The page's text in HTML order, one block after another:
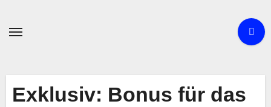
Exklusiv: Bonus für das